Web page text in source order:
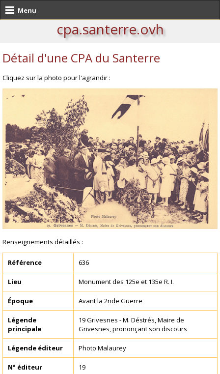
Menu
cpa.santerre.ovh
Détail d'une CPA du Santerre
Cliquez sur la photo pour l'agrandir :
Renseignements détaillés :
Référence 636
Lieu Monument des 125e et 135e R. I.
Époque Avant la 2nde Guerre
Légende
principale
19 Grivesnes - M. Déstrés, Maire de
Grivesnes, prononçant son discours
Légende éditeur Photo Malaurey
N° éditeur 19